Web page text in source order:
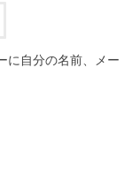
に自分の名前、メー